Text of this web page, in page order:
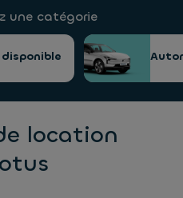
une catégorie
location